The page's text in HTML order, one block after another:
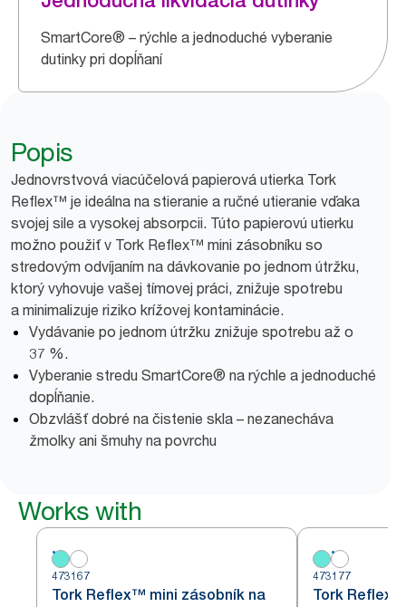
SmartCore® – rýchle a jednoduché vyberanie
dutinky pri dopĺňaní
Popis
Jednovrstvová viacúčelová papierová utierka Tork
Reflex™ je ideálna na stieranie a ručné utieranie vďaka
svojej sile a vysokej absorpcii. Túto papierovú utierku
možno použiť v Tork Reflex™ mini zásobníku so
stredovým odvíjaním na dávkovanie po jednom útržku,
ktorý vyhovuje vašej tímovej práci, znižuje spotrebu
a minimalizuje riziko krížovej kontaminácie.
Vydávanie po jednom útržku znižuje spotrebu až o
37 %.
Vyberanie stredu SmartCore® na rýchle a jednoduché
dopĺňanie.
Obzvlášť dobré na čistenie skla – nezanecháva
žmolky ani šmuhy na povrchu
Works with
473167
Tork Reflex™ mini zásobník na
473177
Tork